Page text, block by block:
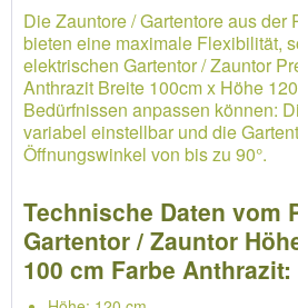
Die Zauntore / Gartentore aus der
bieten eine maximale Flexibilität,
elektrischen Gartentor / Zauntor
Anthrazit Breite 100cm x Höhe
Bedürfnissen anpassen können:
variabel einstellbar und die
Öffnungswinkel von bis zu 90°.
Technische Daten vom
Gartentor / Zauntor
100 cm Farbe Anthrazit: